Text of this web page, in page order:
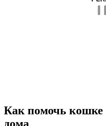
Как помочь кошке